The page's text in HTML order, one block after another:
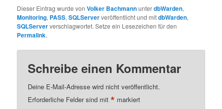
bottom of this short blog
article. With SQL Server
2017 there is a new
change neccessary for
Dieser Eintrag wurde vonVolker BachmannunterdbWarden,
Monitoring, PASS,SQLSerververöffentlicht und mitdbWarden,
SQLSerververschlagwortet. Setze ein Lesezeichen für den
Permalink.
Schreibe einen Kommentar
Deine E-Mail-Adresse wird nicht veröffentlicht.
Erforderliche Felder sind mit* markiert